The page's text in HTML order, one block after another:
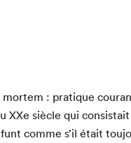
: pra­tique
XXe siè­cle qui
comme s’il était